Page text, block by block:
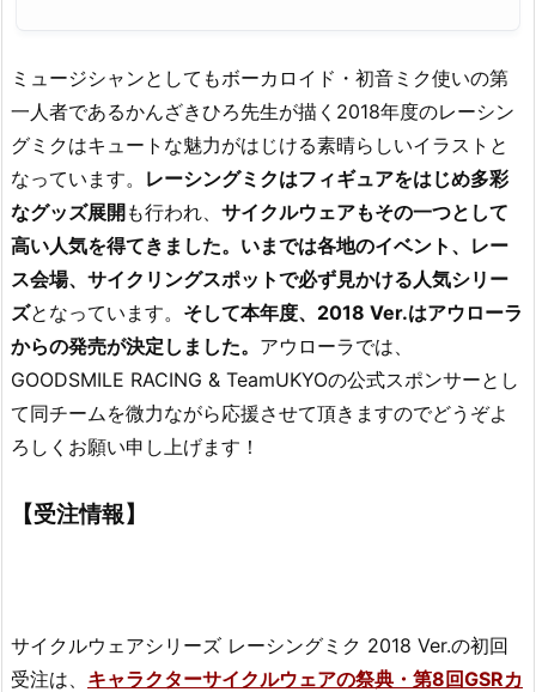
ミュージシャンとしてもボーカロイド・初音ミク使いの第
一人者であるかんざきひろ先生が描く2018年度のレーシン
グミクはキュートな魅力がはじける素晴らしいイラストと
なっています。 レーシングミクはフィギュアをはじめ多彩
なグッズ展開も行われ、 サイクルウェアもその一つとして
高い人気を得てきました。いまでは各地のイベント、レー
ス会場、サイクリングスポットで必ず見かける人気シリー
ズとなっています。 そして本年度、2018 Ver.はアウローラ
からの発売が決定しました。 アウローラでは、
GOODSMILE RACING & TeamUKYOの公式スポンサーとし
て同チームを微力ながら応援させて頂きますのでどうぞよ
ろしくお願い申し上げます！
【受注情報】
サイクルウェアシリーズ レーシングミク 2018 Ver.の初回
受注は、 キャラクターサイクルウェアの祭典・第8回GSRカ